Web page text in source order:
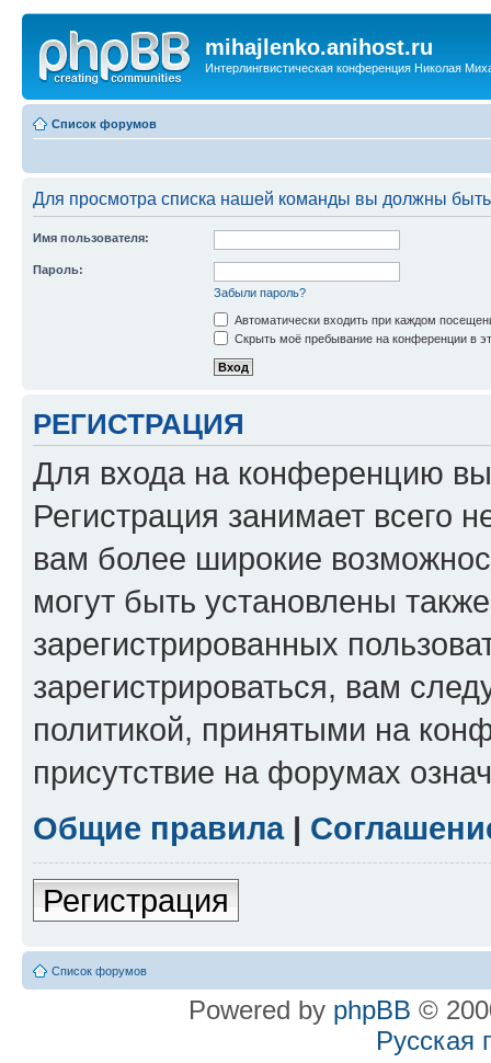
mihajlenko.anihost.ru
Интерлингвистическая конференция Николая
Список форумов
Для просмотра списка нашей команды вы должны
Имя пользователя:
Пароль:
Забыли пароль?
Автоматически входить при каждом
Скрыть моё пребывание на конференции в
РЕГИСТРАЦИЯ
Для входа на конференцию
Регистрация занимает всего
вам более широкие
могут быть установлены
зарегистрированных
зарегистрироваться, вам
политикой, принятыми на
присутствие на форумах
Общие правила|
Регистрация
Список форумов
Powered by phpBB ©
Русская